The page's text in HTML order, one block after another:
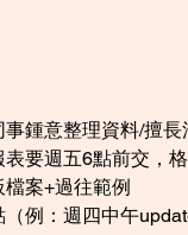
事鍾意整理資料/擅長
要週五6點前交，格
檔案+過往範例
（例：週四中午